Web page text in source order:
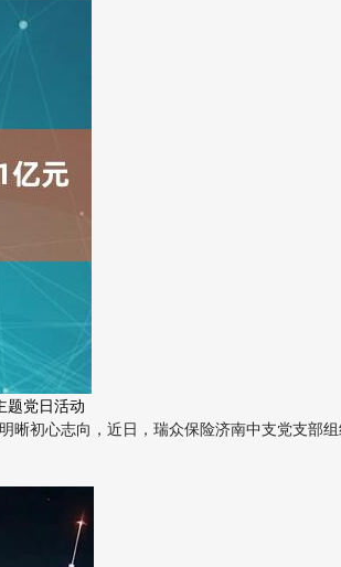
题党日活动
初心志向，近日，瑞众保险济南中支党支部